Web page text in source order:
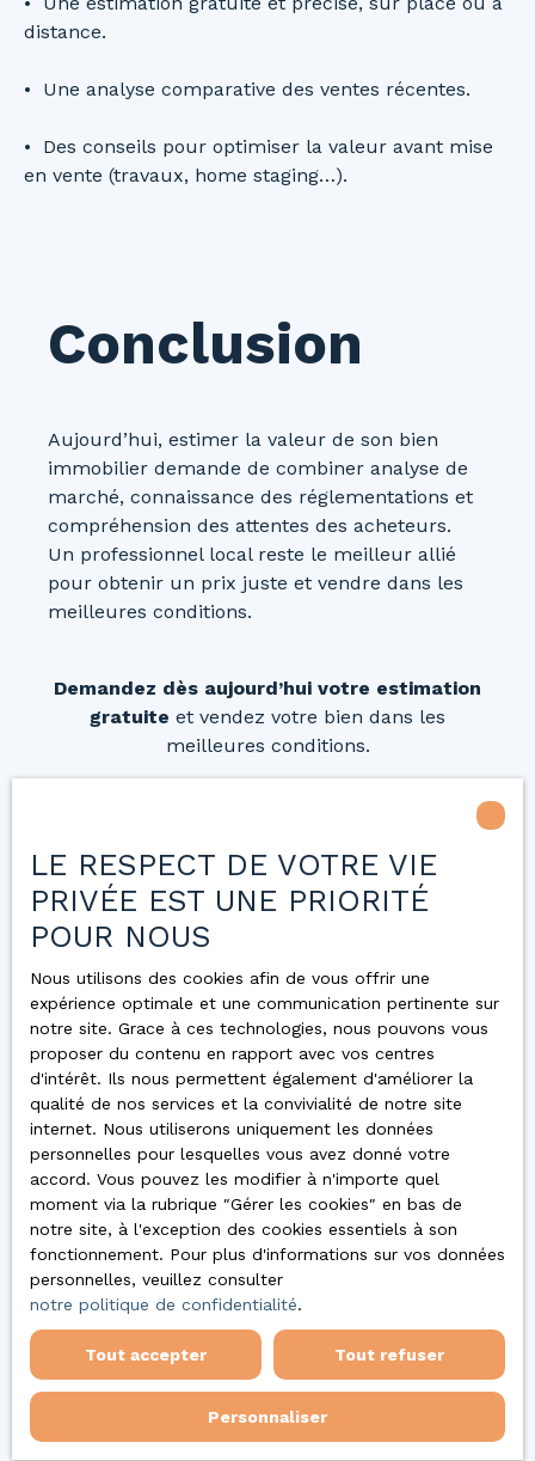
distance.
Une analyse comparative des ventes récentes.
Des conseils pour optimiser la valeur avant mise
en vente (travaux, home staging…).
Conclusion
Aujourd’hui, estimer la valeur de son bien
immobilier demande de combiner analyse de
marché, connaissance des réglementations et
compréhension des attentes des acheteurs.
Un professionnel local reste le meilleur allié
pour obtenir un prix juste et vendre dans les
meilleures conditions.
Demandez dès aujourd’hui votre estimation
gratuite et vendez votre bien dans les
meilleures conditions.
Estimez votre bien
Vous
apprécierez
également
LE RESPECT DE VOTRE VIE
PRIVÉE EST UNE PRIORITÉ
POUR NOUS
Nous utilisons des cookies afin de vous offrir une
expérience optimale et une communication pertinente sur
notre site. Grace à ces technologies, nous pouvons vous
proposer du contenu en rapport avec vos centres
d'intérêt. Ils nous permettent également d'améliorer la
qualité de nos services et la convivialité de notre site
internet. Nous utiliserons uniquement les données
personnelles pour lesquelles vous avez donné votre
accord. Vous pouvez les modifier à n'importe quel
moment via la rubrique ″Gérer les cookies″ en bas de
notre site, à l'exception des cookies essentiels à son
fonctionnement. Pour plus d'informations sur vos données
personnelles, veuillez consulter
notre politique de confidentialité.
Tout accepter Tout refuser
Personnaliser